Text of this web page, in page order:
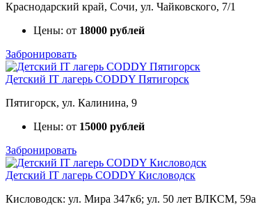
Краснодарский край, Сочи, ул. Чайковского, 7/1
Цены: от 18000 рублей
Забронировать
Детский IT лагерь CODDY Пятигорск
Пятигорск, ул. Калинина, 9
Цены: от 15000 рублей
Забронировать
Детский IT лагерь CODDY Кисловодск
Кисловодск: ул. Мира 347к6; ул. 50 лет ВЛКСМ, 59а